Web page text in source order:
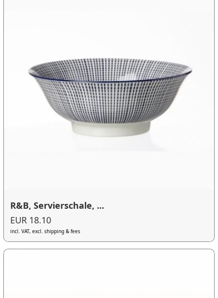
R&B, Servierschale, ...
EUR 18.10
incl. VAT, excl. shipping & fees